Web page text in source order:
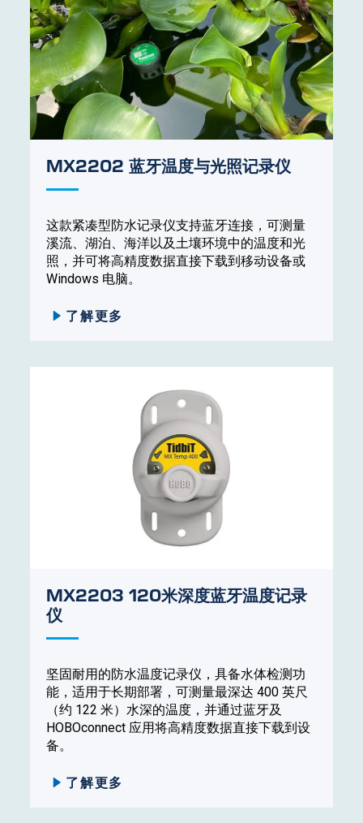
MX2202 蓝牙温度与光照记录仪
这款紧凑型防水记录仪支持蓝牙连接，可测量
溪流、湖泊、海洋以及土壤环境中的温度和光
照，并可将高精度数据直接下载到移动设备或
Windows 电脑。
了解更多
MX2203 120米深度蓝牙温度记录
仪
坚固耐用的防水温度记录仪，具备水体检测功
能，适用于长期部署，可测量最深达 400 英尺
（约 122 米）水深的温度，并通过蓝牙及
HOBOconnect 应用将高精度数据直接下载到设
备。
了解更多